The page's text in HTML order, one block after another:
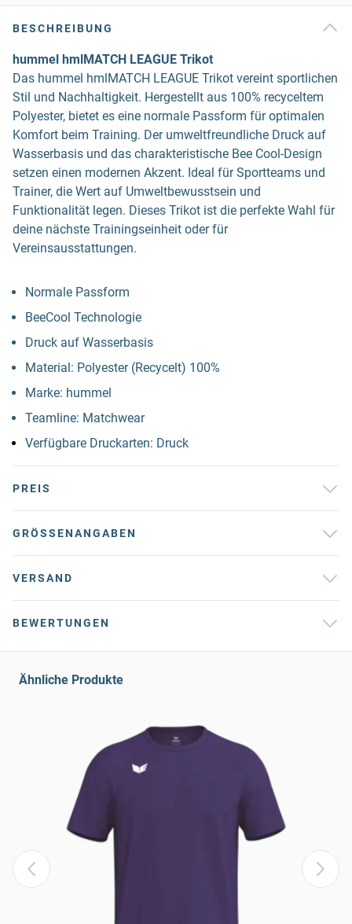
BESCHREIBUNG
hummel hmlMATCH LEAGUE Trikot
Das hummel hmlMATCH LEAGUE Trikot vereint sportlichen
Stil und Nachhaltigkeit. Hergestellt aus 100% recyceltem
Polyester, bietet es eine normale Passform für optimalen
Komfort beim Training. Der umweltfreundliche Druck auf
Wasserbasis und das charakteristische Bee Cool-Design
setzen einen modernen Akzent. Ideal für Sportteams und
Trainer, die Wert auf Umweltbewusstsein und
Funktionalität legen. Dieses Trikot ist die perfekte Wahl für
deine nächste Trainingseinheit oder für
Vereinsausstattungen.
Normale Passform
BeeCool Technologie
Druck auf Wasserbasis
Material: Polyester (Recycelt) 100%
Marke: hummel
Teamline: Matchwear
Verfügbare Druckarten: Druck
PREIS
GRÖSSENANGABEN
VERSAND
BEWERTUNGEN
Ähnliche Produkte